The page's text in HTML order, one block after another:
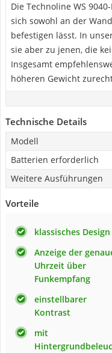
Die Technoline WS
sich sowohl an der
befestigen lässt. In
sie aber zu jenen, die
Insgesamt
höheren Gewicht
Technische Details
Modell
Batterien erforderlich
Weitere Ausführungen
Vorteile
klassisches Design
Anzeige der
Uhrzeit über
Funkempfang
einstellbarer
Kontrast
mit